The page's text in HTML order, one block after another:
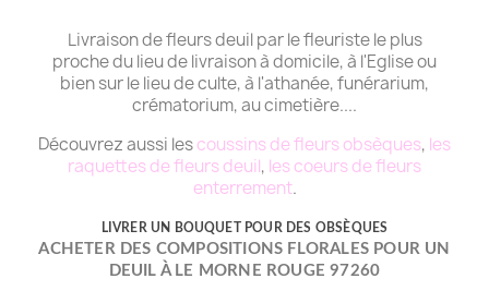
Livraison de fleurs deuil par le fleuriste le plus
proche du lieu de livraison à domicile, à l'Eglise ou
bien sur le lieu de culte, à l'athanée, funérarium,
crématorium, au cimetière....
Découvrez aussi lescoussins de fleurs obsèques, les
raquettes de fleurs deuil, les coeurs de fleurs
enterrement.
LIVRER UN BOUQUET POUR DES OBSÈQUES
ACHETER DES COMPOSITIONS FLORALES POUR UN
DEUIL À LE MORNE ROUGE 97260